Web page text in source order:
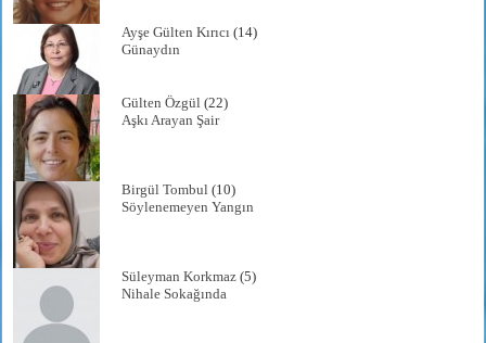
Ayşe Gülten Kırıcı (14)
Günaydın
Gülten Özgül (22)
Aşkı Arayan Şair
Birgül Tombul (10)
Söylenemeyen Yangın
Süleyman Korkmaz (5)
Nihale Sokağında